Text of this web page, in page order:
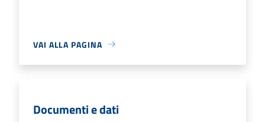
VAI ALLA PAGINA
Documenti e dati